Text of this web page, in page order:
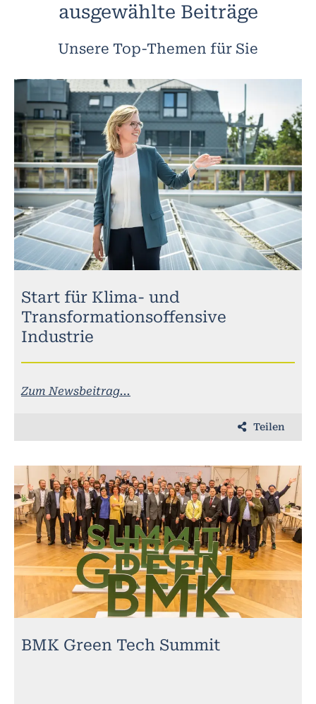
ausgewählte Beiträge
Unsere Top-Themen für Sie
Start für Klima- und
Transformationsoffensive
Industrie
Zum Newsbeitrag...
Teilen
BMK Green Tech Summit